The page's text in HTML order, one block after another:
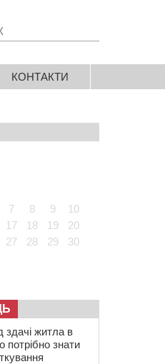
КОНТАКТИ
7 8 9
10
17 18 19
20
27 28 29
30
здачі житла в
потрібно знати